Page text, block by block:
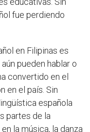
fue perdiendo
en Filipinas es
pueden hablar o
convertido en el
en el país. Sin
española
partes de la
la música, la danza